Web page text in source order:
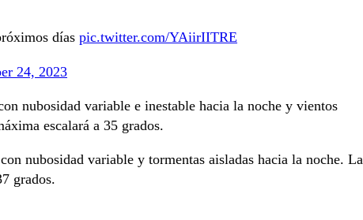
días pic.twitter.com/YAiirIITRE
24, 2023
nubosidad variable e inestable hacia la noche y vientos
escalará a 35 grados.
nubosidad variable y tormentas aisladas hacia la noche. La
grados.